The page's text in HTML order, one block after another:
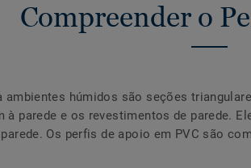
Compreender o
ambientes húmidos são seções
à parede e os revestimentos de parede.
Os perfis de apoio em PVC são